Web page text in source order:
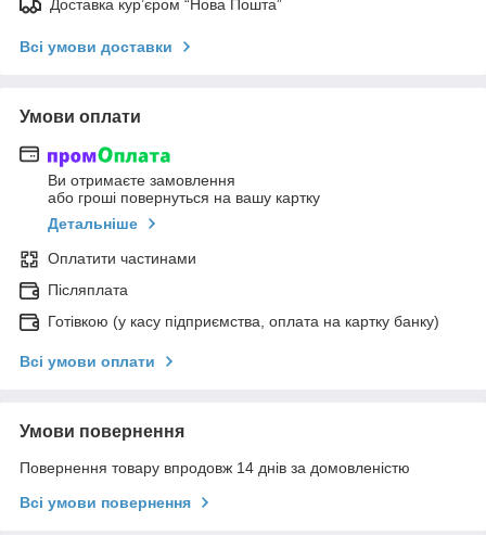
Доставка кур’єром “Нова Пошта”
Всі умови доставки
Умови оплати
Ви отримаєте замовлення
або гроші повернуться на вашу картку
Детальніше
Оплатити частинами
Післяплата
Готівкою (у касу підприємства, оплата на картку банку)
Всі умови оплати
Умови повернення
Повернення товару впродовж 14 днів за домовленістю
Всі умови повернення